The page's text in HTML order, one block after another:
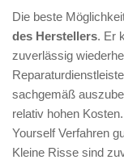
Die beste
des Herstellers. Er
zuverlässig
sachgemäß
relativ hohen
Yourself Verfahren
Kleine Risse sind